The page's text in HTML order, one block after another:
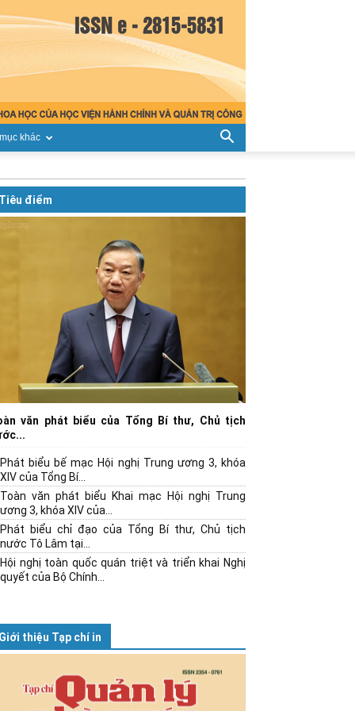
khác
Tiêu điểm
văn phát biểu của Tổng Bí thư, Chủ tịch
Phát biểu bế mạc Hội nghị Trung ương 3, khóa
XIV của Tổng Bí...
Toàn văn phát biểu Khai mạc Hội nghị Trung
ương 3, khóa XIV của...
Phát biểu chỉ đạo của Tổng Bí thư, Chủ tịch
nước Tô Lâm tại...
Hội nghị toàn quốc quán triệt và triển khai Nghị
quyết của Bộ Chính...
Giới thiệu Tạp chí in